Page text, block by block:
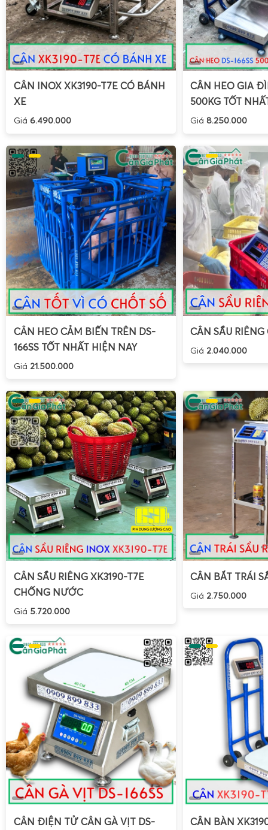
CÂN INOX XK3190-T7E CÓ BÁNH
XE
Giá 6.490.000
CÂN HEO GIA
500KG TỐT
Giá 8.250.000
CÂN HEO CẢM BIẾN TRÊN DS-
166SS TỐT NHẤT HIỆN NAY
Giá 21.500.000
CÂN SẦU
Giá 2.040.000
CÂN SẦU RIÊNG XK3190-T7E
CHỐNG NƯỚC
Giá 5.720.000
CÂN BẮT TRÁI
Giá 2.750.000
CÂN ĐIỆN TỬ CÂN GÀ VỊT DS-
CÂN BÀN